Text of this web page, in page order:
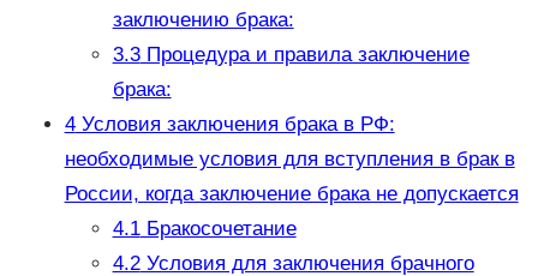
заключению брака:
3.3Процедура и правила заключение
брака:
4Условия заключения брака в РФ:
необходимые условия для вступления в брак в
России, когда заключение брака не допускается
4.1Бракосочетание
4.2Условия для заключения брачного